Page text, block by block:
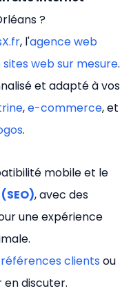
?
, l'agence web
web sur mesure.
et adapté à vos
,e-commerce, et
.
mobile et le
, avec des
une expérience
clients ou
en discuter.